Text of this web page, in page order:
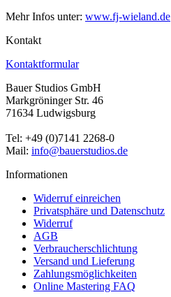
Mehr Infos unter: www.fj-wieland.de
Kontakt
Kontaktformular
Bauer Studios GmbH
Markgröninger Str. 46
71634 Ludwigsburg
Tel: +49 (0)7141 2268-0
Mail: info@bauerstudios.de
Informationen
Widerruf einreichen
Privatsphäre und Datenschutz
Widerruf
AGB
Verbraucherschlichtung
Versand und Lieferung
Zahlungsmöglichkeiten
Online Mastering FAQ